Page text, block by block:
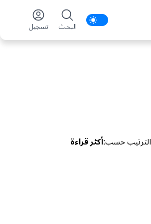
Enable notifications
البحث تسجیل
الترتیب حسب:أكثر قراءة